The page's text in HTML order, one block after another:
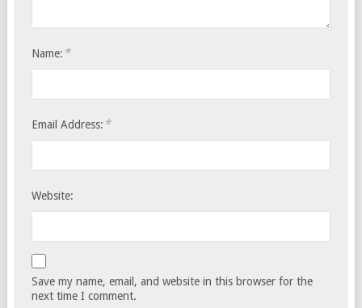
Name: *
Email Address: *
Website:
Save my name, email, and website in this browser for the
next time I comment.